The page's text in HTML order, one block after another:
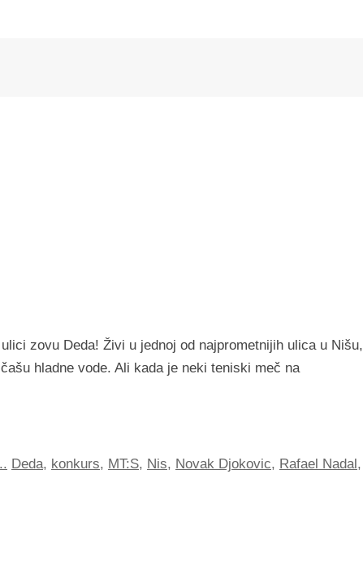
zovu Deda! Živi u jednoj od najprometnijih ulica u Nišu,
hladne vode. Ali kada je neki teniski meč na
Deda, konkurs, MT:S, Nis, Novak Djokovic, Rafael Nadal,